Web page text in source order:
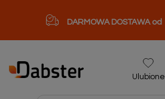
DARMOWA DOSTAWA od
Ulubione